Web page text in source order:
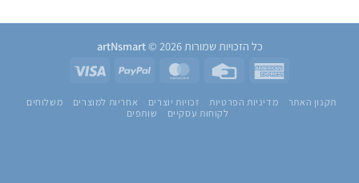
כל הזכויות שמורות 2026 ©
artNsmart
American
Credit
MasterCard
PayPal
תקנון האתר מדיניות הפרטיות זכויות יוצרים אחריות למוצרים
משלוחים
לקוחות עסקיים
שותפים